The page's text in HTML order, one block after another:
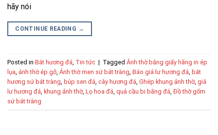
hãy nói
CONTINUE READING →
Posted in Bát hương đá Tin tức | Tagged Ảnh thờ bằng giấy hãng in ép
lụa ảnh thờ ép gỗ Ảnh thờ men sứ bát tràng Báo giá lư hương đá bát
hương sứ bát tràng búp sen đá cây hương đá Ghép khung ảnh thờ, giá
lư hương đá khung ảnh thờ, Lọ hoa đá quả cầu bi bằng đá Đồ thờ gốm
sứ bát tràng